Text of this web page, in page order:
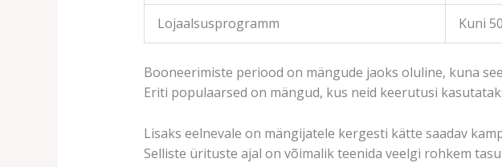
Lojaalsusprogramm Kuni
Booneerimiste periood on mängude jaoks oluline, kuna
Eriti populaarsed on mängud, kus neid keerutusi
Lisaks eelnevale on mängijatele kergesti kätte saadav
Selliste ürituste ajal on võimalik teenida veelgi rohkem